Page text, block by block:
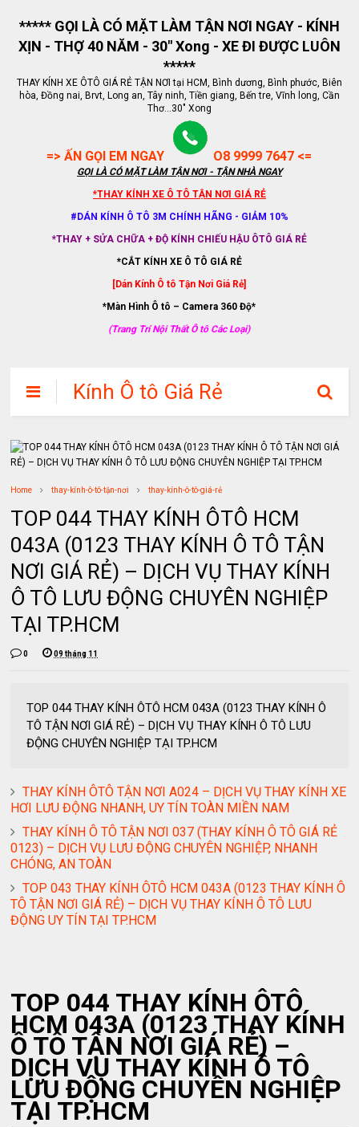
***** GỌI LÀ CÓ MẶT LÀM TẬN NƠI NGAY - KÍNH
XỊN - THỢ 40 NĂM - 30" Xong - XE ĐI ĐƯỢC LUÔN
*****
THAY KÍNH XE ÔTÔ GIÁ RẺ TẬN NƠI tại HCM, Bình dương, Bình phước, Biên
hòa, Đồng nai, Brvt, Long an, Tây ninh, Tiền giang, Bến tre, Vĩnh long, Cần
Thơ...30" Xong
=> ẤN GỌI EM NGAY O8 9999 7647 <=
GỌI LÀ CÓ MẶT LÀM TẬN NƠI - TẬN NHÀ NGAY
*THAY KÍNH XE Ô TÔ TẬN NƠI GIÁ RẺ
#DÁN KÍNH Ô TÔ 3M CHÍNH HÃNG - GIẢM 10%
*THAY + SỬA CHỮA + ĐỘ KÍNH CHIẾU HẬU ÔTÔ GIÁ RẺ
*CẮT KÍNH XE Ô TÔ GIÁ RẺ
[Dán Kính Ô tô Tận Nơi Giá Rẻ]
*Màn Hình Ô tô – Camera 360 Độ*
(Trang Trí Nội Thất Ô tô Các Loại)
Kính Ô tô Giá Rẻ
Home thay-kính-ô-tô-tận-nơi thay-kính-ô-tô-giá-rẻ
TOP 044 THAY KÍNH ÔTÔ HCM
043A (0123 THAY KÍNH Ô TÔ TẬN
NƠI GIÁ RẺ) – DỊCH VỤ THAY KÍNH
Ô TÔ LƯU ĐỘNG CHUYÊN NGHIỆP
TẠI TP.HCM
0 09 tháng 11
TOP 044 THAY KÍNH ÔTÔ HCM 043A (0123 THAY KÍNH Ô
TÔ TẬN NƠI GIÁ RẺ) – DỊCH VỤ THAY KÍNH Ô TÔ LƯU
ĐỘNG CHUYÊN NGHIỆP TẠI TP.HCM
THAY KÍNH ÔTÔ TẬN NƠI A024 – DỊCH VỤ THAY KÍNH XE
HƠI LƯU ĐỘNG NHANH, UY TÍN TOÀN MIỀN NAM
THAY KÍNH Ô TÔ TẬN NƠI 037 (THAY KÍNH Ô TÔ GIÁ RẺ
0123) – DỊCH VỤ LƯU ĐỘNG CHUYÊN NGHIỆP, NHANH
CHÓNG, AN TOÀN
TOP 043 THAY KÍNH ÔTÔ HCM 043A (0123 THAY KÍNH Ô
TÔ TẬN NƠI GIÁ RẺ) – DỊCH VỤ THAY KÍNH Ô TÔ LƯU
ĐỘNG UY TÍN TẠI TP.HCM
TOP 044 THAY KÍNH ÔTÔ
HCM 043A (0123 THAY KÍNH
Ô TÔ TẬN NƠI GIÁ RẺ) –
DỊCH VỤ THAY KÍNH Ô TÔ
LƯU ĐỘNG CHUYÊN NGHIỆP
TẠI TP.HCM